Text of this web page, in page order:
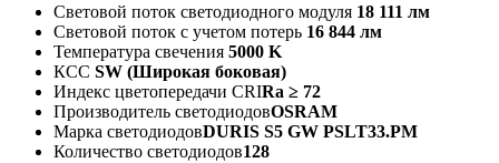
Световой поток светодиодного модуля 18 111 лм
Световой поток с учетом потерь 16 844 лм
Температура свечения 5000 K
КСС SW (Широкая боковая)
Индекс цветопередачи CRIRa ≥ 72
Производитель светодиодовOSRAM
Марка светодиодовDURIS S5 GW PSLT33.PM
Количество светодиодов128